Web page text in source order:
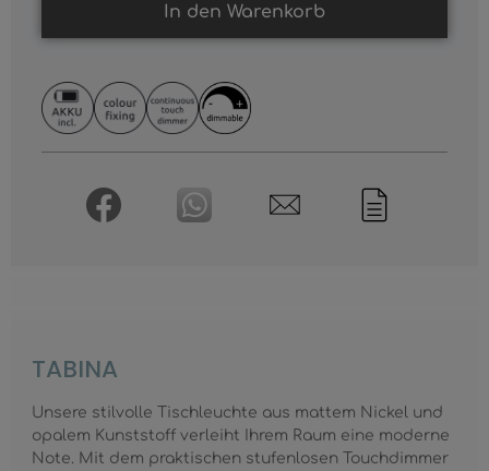
In den Warenkorb
TABINA
Unsere stilvolle Tischleuchte aus mattem Nickel und
opalem Kunststoff verleiht Ihrem Raum eine moderne
Note. Mit dem praktischen stufenlosen Touchdimmer